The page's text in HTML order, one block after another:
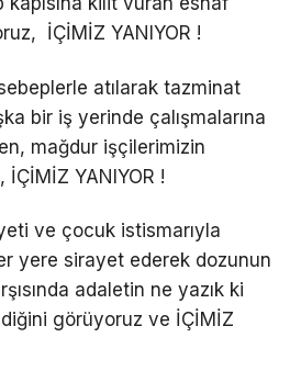
İÇİMİZ YANIYOR !
atılarak tazminat
bir iş yerinde çalışmalarına
mağdur işçilerimizin
İÇİMİZ YANIYOR !
ve çocuk istismarıyla
yere sirayet ederek dozunun
adaletin ne yazık ki
görüyoruz ve İÇİMİZ